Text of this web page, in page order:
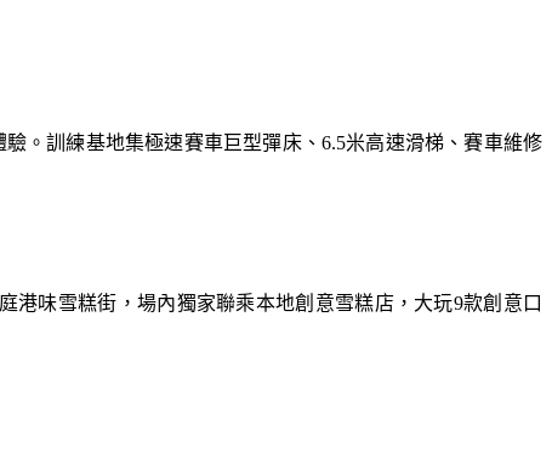
。訓練基地集極速賽車巨型彈床、6.5米高速滑梯、賽車維修
港味雪糕街，場內獨家聯乘本地創意雪糕店，大玩9款創意口